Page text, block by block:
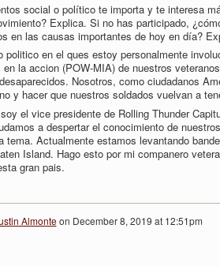
social o político te importa y te interesa
Explica. Si no has participado,
en las causas importantes de hoy en día?
politico en el ques estoy personalmente
en la accion (POW-MIA) de nuestros
Nosotros, como ciudadanos
y hacer que nuestros soldados vuelvan a
el vice presidente de Rolling Thunder
a despertar el conocimiento de
tema. Actualmente estamos levantando
Island. Hago esto por mi companero
gran pais.
Almonteon December 8, 2019 at 12:51pm